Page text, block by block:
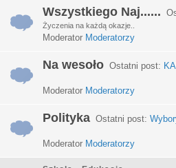
Wszystkiego Naj......
Życzenia na każdą okazje..
Moderator Moderatorzy
Na wesoło Ostatni post:
Moderator Moderatorzy
Polityka Ostatni post:
Moderator Moderatorzy